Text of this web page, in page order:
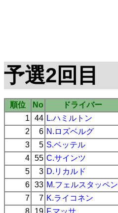
予選2回目
順位 No ドライバー
1
44 L.ハミルトン
2
6 N.ロズベルグ
3
5 S.ベッテル
4 55 C.サインツ
5
3 D.リカルド
6 33 M.フェルスタッペン
7
7 K.ライコネン
8
19 F.マッサ